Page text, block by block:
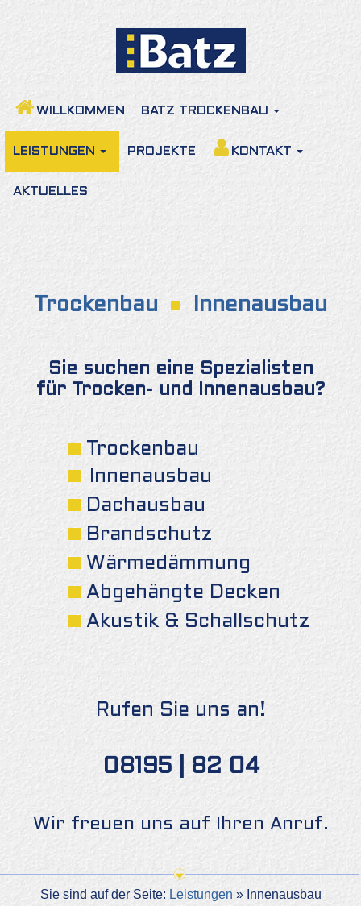
WILLKOMMEN BATZ TROCKENBAU
LEISTUNGEN PROJEKTE KONTAKT
AKTUELLES
Trockenbau Innenausbau
Sie suchen eine Spezialisten
für Trocken- und Innenausbau?
Trockenbau
Innenausbau
Dachausbau
Brandschutz
Wärmedämmung
Abgehängte Decken
Akustik & Schallschutz
Rufen Sie uns an!
08195 | 82 04
Wir freuen uns auf Ihren Anruf.
Sie sind auf der Seite: Leistungen » Innenausbau